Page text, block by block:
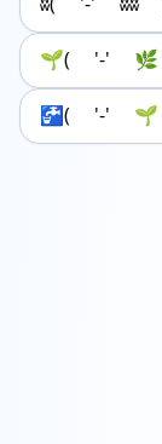
🌱( '-' 🌿 )
🚰( '-' 🌱 )